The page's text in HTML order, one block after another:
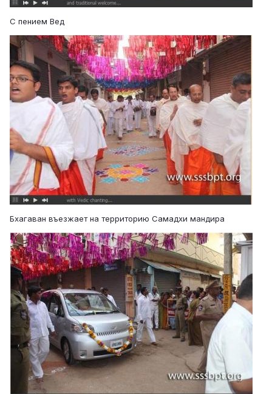
С пением Вед
Бхагаван въезжает на территорию Самадхи мандира